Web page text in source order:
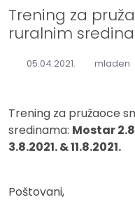
Trening za
ruralnim
05.04.2021. mladen
Trening za pružaoce
sredinama: Mostar
3.8.2021. & 11.8.2021.
Poštovani,